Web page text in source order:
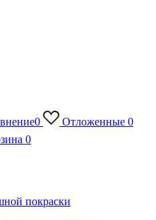
0 Отложенные 0
0
покраски